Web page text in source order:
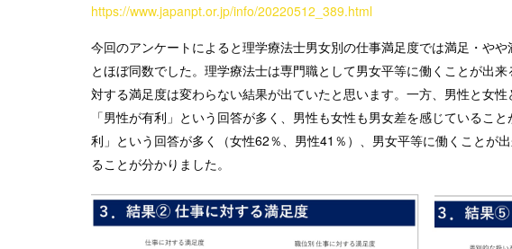
https://www.japanpt.or.jp/info/20220512_389.html
今回のアンケートによると理学療法士男女別の仕事満足度では満足・や
とほぼ同数でした。理学療法士は専門職として男女平等に働くことが出
対する満足度は変わらない結果が出ていたと思います。一方、男性と女
「男性が有利」という回答が多く、男性も女性も男女差を感じているこ
利」という回答が多く（女性62％、男性41％）、男女平等に働くことが
ることが分かりました。